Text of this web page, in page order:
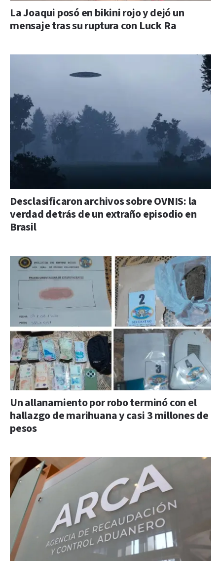
La Joaqui posó en bikini rojo y dejó un
mensaje tras su ruptura con Luck Ra
Desclasificaron archivos sobre OVNIS: la
verdad detrás de un extraño episodio en
Brasil
Un allanamiento por robo terminó con el
hallazgo de marihuana y casi 3 millones de
pesos